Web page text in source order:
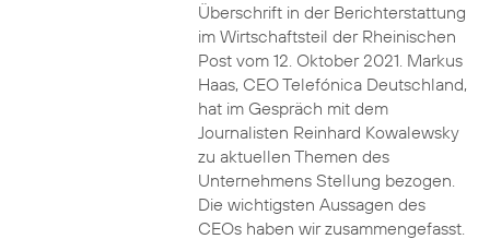
Überschrift in der Berichterstattung
im Wirtschaftsteil der Rheinischen
Post vom 12. Oktober 2021. Markus
Haas, CEO Telefónica Deutschland,
hat im Gespräch mit dem
Journalisten Reinhard Kowalewsky
zu aktuellen Themen des
Unternehmens Stellung bezogen.
Die wichtigsten Aussagen des
CEOs haben wir zusammengefasst.